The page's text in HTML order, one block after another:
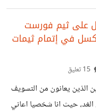
للحد من هذا الأمر؟ ام انه
حل لعدم تسريب
ذلك فقط؟ وشكرا
على ثيم فورست
في إتمام ثيمات
الذين يعانون من التسويف
حيث انا شخصيا اعاني